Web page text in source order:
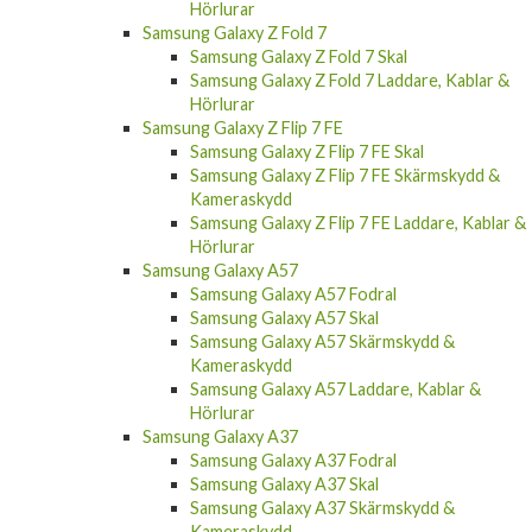
Hörlurar
Samsung Galaxy Z Fold 7
Samsung Galaxy Z Fold 7 Skal
Samsung Galaxy Z Fold 7 Laddare, Kablar &
Hörlurar
Samsung Galaxy Z Flip 7 FE
Samsung Galaxy Z Flip 7 FE Skal
Samsung Galaxy Z Flip 7 FE Skärmskydd &
Kameraskydd
Samsung Galaxy Z Flip 7 FE Laddare, Kablar &
Hörlurar
Samsung Galaxy A57
Samsung Galaxy A57 Fodral
Samsung Galaxy A57 Skal
Samsung Galaxy A57 Skärmskydd &
Kameraskydd
Samsung Galaxy A57 Laddare, Kablar &
Hörlurar
Samsung Galaxy A37
Samsung Galaxy A37 Fodral
Samsung Galaxy A37 Skal
Samsung Galaxy A37 Skärmskydd &